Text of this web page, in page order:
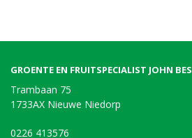
GROENTE EN FRUITSPECIALIST JOHN BES
Trambaan 75
1733AX Nieuwe Niedorp
0226 413576